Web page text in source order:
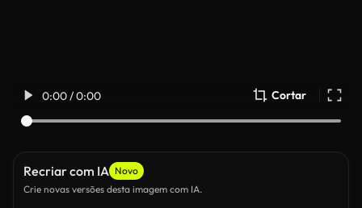
0:00 / 0:00 Cortar
Recriar com IA Novo
Crie novas versões desta imagem com IA.